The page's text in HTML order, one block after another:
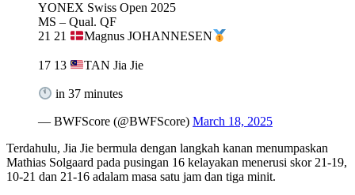
YONEX Swiss Open 2025
MS – Qual. QF
21 21
Magnus JOHANNESEN
17 13 TAN Jia Jie
in 37 minutes
— BWFScore (@BWFScore) March 18, 2025
Terdahulu, Jia Jie bermula dengan langkah kanan menumpaskan
Mathias Solgaard pada pusingan 16 kelayakan menerusi skor 21-19,
10-21 dan 21-16 adalam masa satu jam dan tiga minit.